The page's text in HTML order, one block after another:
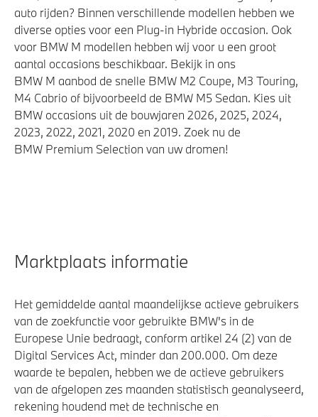
auto rijden? Binnen verschillende modellen hebben we
diverse opties voor een Plug-in Hybride occasion. Ook
voor BMW M modellen hebben wij voor u een groot
aantal occasions beschikbaar. Bekijk in ons
BMW M aanbod de snelle BMW M2 Coupe, M3 Touring,
M4 Cabrio of bijvoorbeeld de BMW M5 Sedan. Kies uit
BMW occasions uit de bouwjaren 2026, 2025, 2024,
2023, 2022, 2021, 2020 en 2019. Zoek nu de
BMW Premium Selection van uw dromen!
Marktplaats informatie
Het gemiddelde aantal maandelijkse actieve gebruikers
van de zoekfunctie voor gebruikte BMW's in de
Europese Unie bedraagt, conform artikel 24 (2) van de
Digital Services Act, minder dan 200.000. Om deze
waarde te bepalen, hebben we de actieve gebruikers
van de afgelopen zes maanden statistisch geanalyseerd,
rekening houdend met de technische en